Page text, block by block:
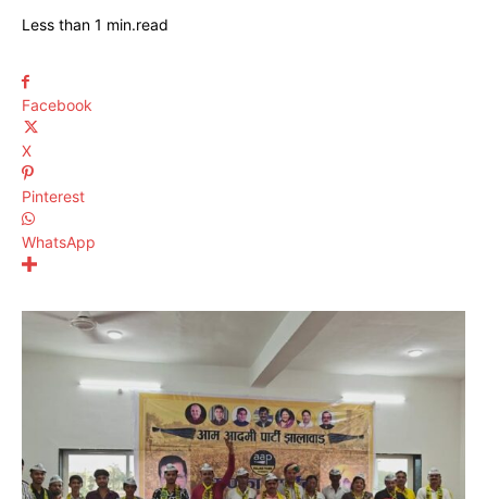
Less than 1 min.read
Facebook
X
Pinterest
WhatsApp